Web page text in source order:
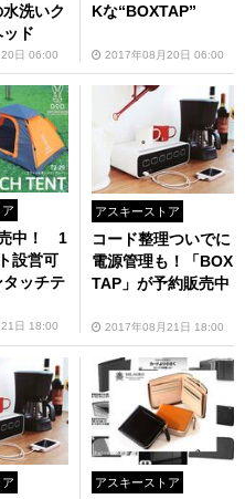
洗いク
ッド
日 06:00
Kな“BOXTAP”
2017年08月20日 06:00
中！ 1
設営可
ッチテ
日 18:00
アスキーストア
コード整理ついでに
電源管理も！「BOX
TAP」が予約販売中
2017年08月21日 18:00
アスキーストア